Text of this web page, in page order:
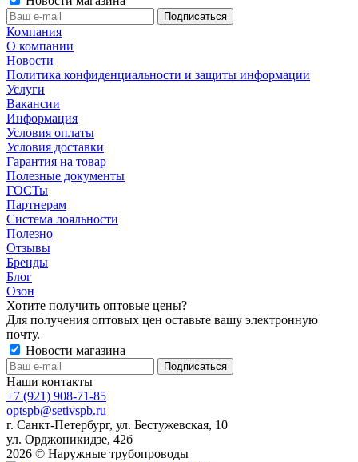
Компания
О компании
Новости
Политика конфиденциальности и защиты информации
Услуги
Вакансии
Информация
Условия оплаты
Условия доставки
Гарантия на товар
Полезные документы
ГОСТы
Партнерам
Система лояльности
Полезно
Отзывы
Бренды
Блог
Озон
Хотите получить оптовые цены?
Для получения оптовых цен оставьте вашу электронную
почту.
Новости магазина
Наши контакты
+7 (921) 908-71-85
optspb@setivspb.ru
г. Санкт-Петербург, ул. Бестужевская, 10
ул. Орджоникидзе, 42б
2026 © Наружные трубопроводы